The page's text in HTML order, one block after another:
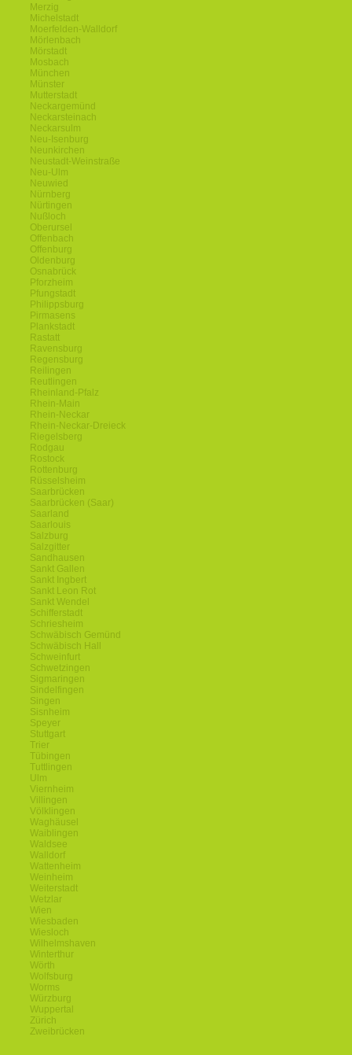
Merzig
Michelstadt
Moerfelden-Walldorf
Mörlenbach
Mörstadt
Mosbach
München
Münster
Mutterstadt
Neckargemünd
Neckarsteinach
Neckarsulm
Neu-Isenburg
Neunkirchen
Neustadt-Weinstraße
Neu-Ulm
Neuwied
Nürnberg
Nürtingen
Nußloch
Oberursel
Offenbach
Offenburg
Oldenburg
Osnabrück
Pforzheim
Pfungstadt
Philippsburg
Pirmasens
Plankstadt
Rastatt
Ravensburg
Regensburg
Reilingen
Reutlingen
Rheinland-Pfalz
Rhein-Main
Rhein-Neckar
Rhein-Neckar-Dreieck
Riegelsberg
Rodgau
Rostock
Rottenburg
Rüsselsheim
Saarbrücken
Saarbrücken (Saar)
Saarland
Saarlouis
Salzburg
Salzgitter
Sandhausen
Sankt Gallen
Sankt Ingbert
Sankt Leon Rot
Sankt Wendel
Schifferstadt
Schriesheim
Schwäbisch Gemünd
Schwäbisch Hall
Schweinfurt
Schwetzingen
Sigmaringen
Sindelfingen
Singen
Sisnheim
Speyer
Stuttgart
Trier
Tübingen
Tuttlingen
Ulm
Viernheim
Villingen
Völklingen
Waghäusel
Waiblingen
Waldsee
Walldorf
Wattenheim
Weinheim
Weiterstadt
Wetzlar
Wien
Wiesbaden
Wiesloch
Wilhelmshaven
Winterthur
Wörth
Wolfsburg
Worms
Würzburg
Wuppertal
Zürich
Zweibrücken